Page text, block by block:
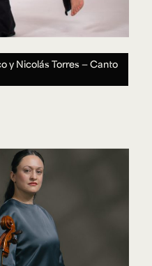
y Nicolás Torres — Canto